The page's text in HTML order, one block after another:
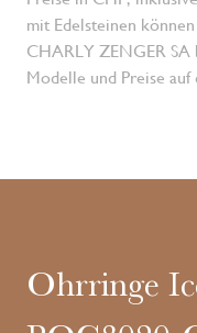
mit Edelsteinen
CHARLY ZENGER SA
Modelle und Preise
Ohrringe